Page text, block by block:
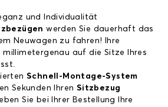
und Individualität
werden Sie dauerhaft das
Neuwagen zu fahren! Ihre
millimetergenau auf die Sitze Ihres
Schnell-Montage-System
Sekunden Ihren Sitzbezug
Sie bei Ihrer Bestellung Ihre